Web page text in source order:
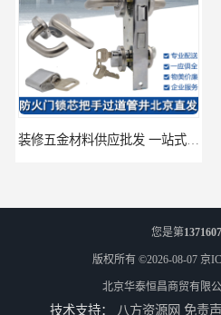
装修五金材料供应批发 一站式供应
您是第1371607
版权所有 ©2026-08-07 京
北京华泰恒昌商贸有限
技术支持： 八方资源网 免责